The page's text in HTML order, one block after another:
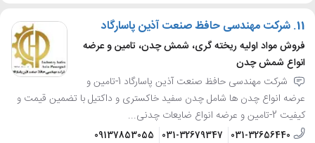
11. شرکت مهندسی حافظ صنعت آذین پاسارگاد
فروش مواد اولیه ریخته گری، شمش چدن، تامین و عرضه
انواع شمش چدن
شرکت مهندسی حافظ صنعت آذین پاسارگاد 1-تامین و
عرضه انواع چدن ها شامل چدن سفید خاکستری و داکتیل با تضمین قیمت و
کیفیت 2-تامین و عرضه انواع ضایعات چدنی...
031-32656440
031-32679347
09137853055